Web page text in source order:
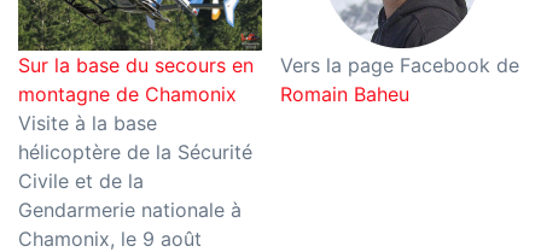
Sur la base du secours en
montagne de Chamonix
Visite à la base
hélicoptère de la Sécurité
Civile et de la
Gendarmerie nationale à
Chamonix, le 9 août
Vers la page Facebook de
Romain Baheu